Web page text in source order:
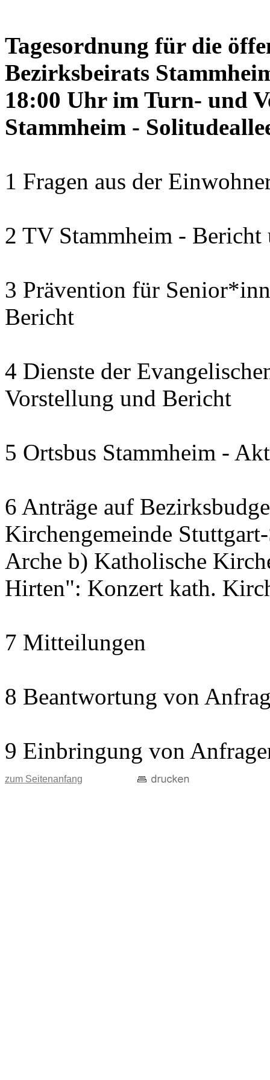
Tagesordnung für die
Bezirksbeirats
18:00 Uhr im Turn- und
Stammheim -
1 Fragen aus der
2 TV Stammheim - Bericht
3 Prävention für
Bericht
4 Dienste der
Vorstellung und Bericht
5 Ortsbus Stammheim -
6 Anträge auf
Kirchengemeinde
Arche b) Katholische
Hirten": Konzert kath.
7 Mitteilungen
8 Beantwortung von
9 Einbringung von
zum Seitenanfang